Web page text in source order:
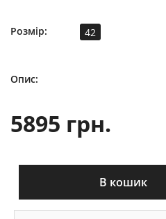
Розмір: 42
Опис:
5895 грн.
В кошик